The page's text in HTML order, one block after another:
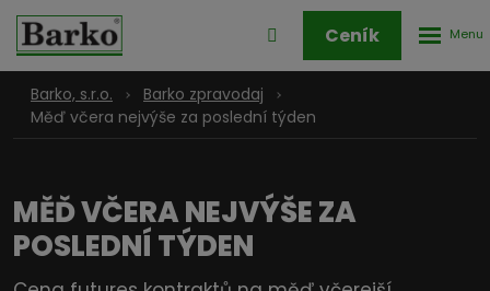
Přihlášení
zóny
Ceník
Barko, s.r.o.
Barko zpravodaj
Měď včera nejvýše za poslední týden
MĚĎ VČERA NEJVÝŠE ZA
POSLEDNÍ TÝDEN